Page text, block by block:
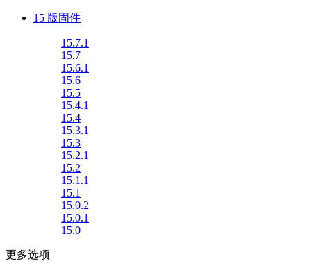
15 版固件
15.7.1
15.7
15.6.1
15.6
15.5
15.4.1
15.4
15.3.1
15.3
15.2.1
15.2
15.1.1
15.1
15.0.2
15.0.1
15.0
更多选项